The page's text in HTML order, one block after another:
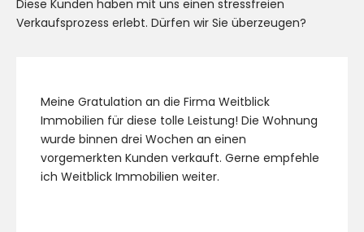
Diese Kunden haben mit uns einen stressfreien
Verkaufsprozess erlebt. Dürfen wir Sie überzeugen?
Meine Gratulation an die Firma Weitblick
Immobilien für diese tolle Leistung! Die Wohnung
wurde binnen drei Wochen an einen
vorgemerkten Kunden verkauft. Gerne empfehle
ich Weitblick Immobilien weiter.